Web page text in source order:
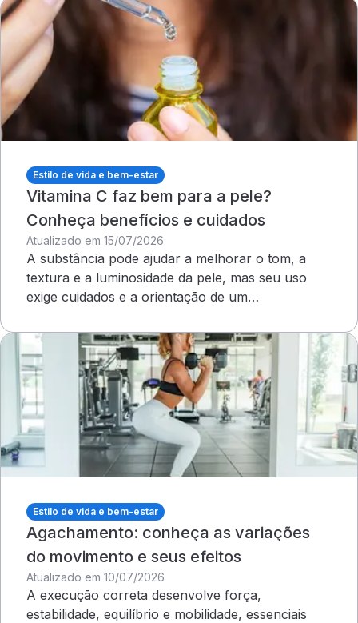
Estilo de vida e bem-estar
Vitamina C faz bem para a pele?
Conheça benefícios e cuidados
Atualizado em 15/07/2026
A substância pode ajudar a melhorar o tom, a
textura e a luminosidade da pele, mas seu uso
exige cuidados e a orientação de um
Estilo de vida e bem-estar
Agachamento: conheça as variações
do movimento e seus efeitos
Atualizado em 10/07/2026
A execução correta desenvolve força,
estabilidade, equilíbrio e mobilidade, essenciais